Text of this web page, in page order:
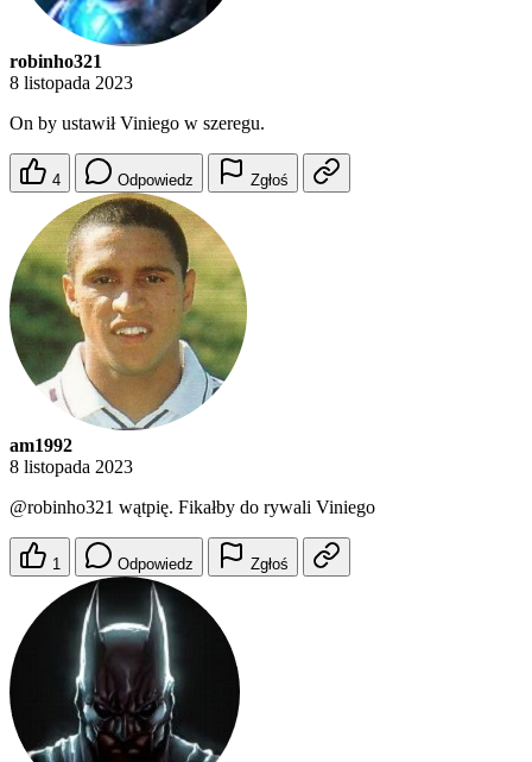
robinho321
8 listopada 2023
On by ustawił Viniego w szeregu.
4 Odpowiedz Zgłoś
am1992
8 listopada 2023
@robinho321 wątpię. Fikałby do rywali Viniego
1 Odpowiedz Zgłoś